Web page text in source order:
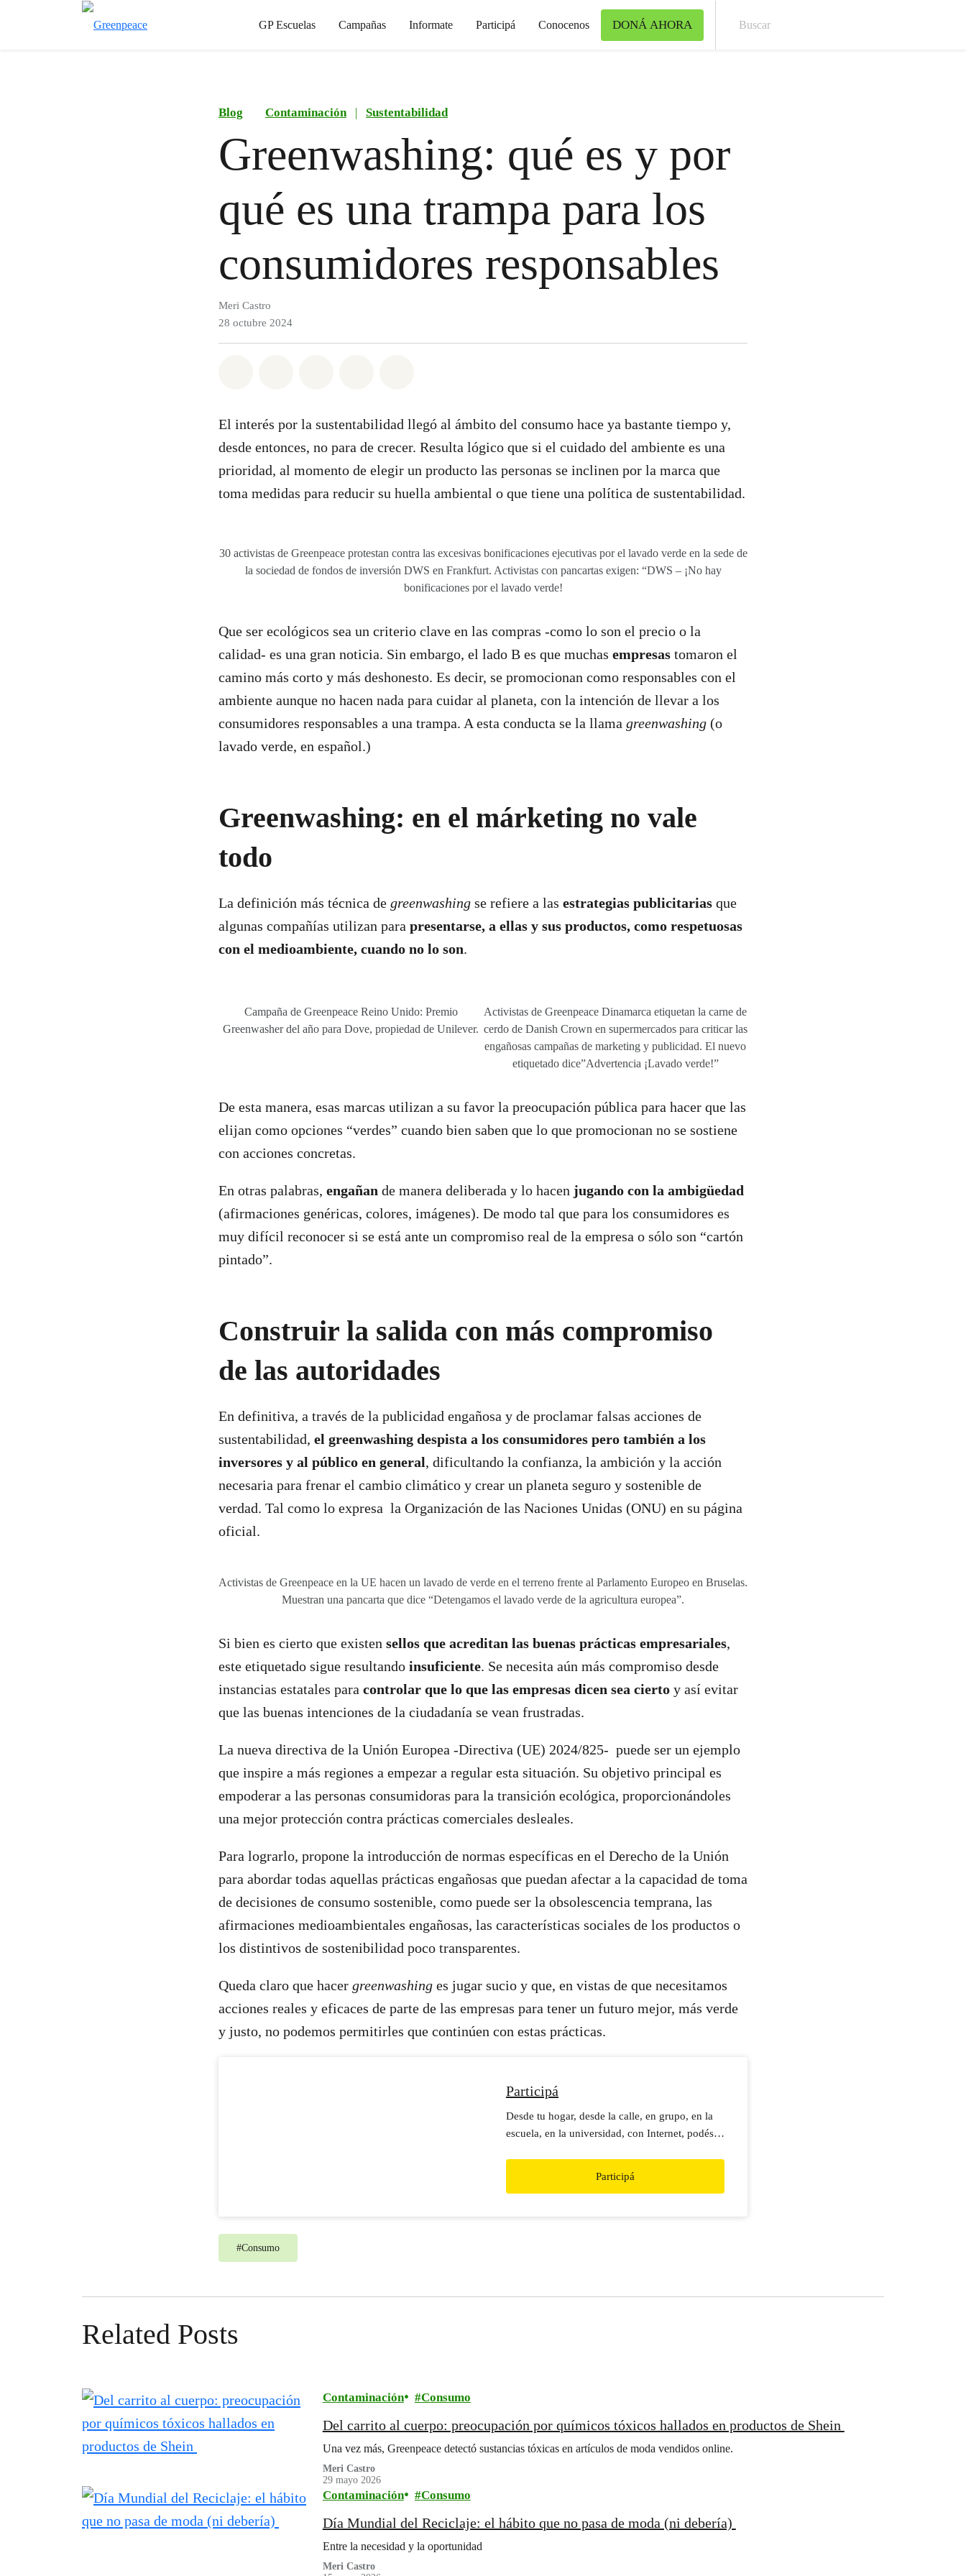
GP Escuelas Campañas Informate Participá Conocenos DONÁ AHORA
Blog Contaminación | Sustentabilidad
Greenwashing: qué es y por
qué es una trampa para los
consumidores responsables
Meri Castro
28 octubre 2024
El interés por la sustentabilidad llegó al ámbito del consumo hace ya bastante tiempo y,
desde entonces, no para de crecer. Resulta lógico que si el cuidado del ambiente es una
prioridad, al momento de elegir un producto las personas se inclinen por la marca que
toma medidas para reducir su huella ambiental o que tiene una política de sustentabilidad.
30 activistas de Greenpeace protestan contra las excesivas bonificaciones ejecutivas por el lavado verde en la sede de
la sociedad de fondos de inversión DWS en Frankfurt. Activistas con pancartas exigen: “DWS – ¡No hay
bonificaciones por el lavado verde!
Que ser ecológicos sea un criterio clave en las compras -como lo son el precio o la
calidad- es una gran noticia. Sin embargo, el lado B es que muchas empresas tomaron el
camino más corto y más deshonesto. Es decir, se promocionan como responsables con el
ambiente aunque no hacen nada para cuidar al planeta, con la intención de llevar a los
consumidores responsables a una trampa. A esta conducta se la llama greenwashing (o
lavado verde, en español.)
Greenwashing: en el márketing no vale
todo
La definición más técnica de greenwashing se refiere a las estrategias publicitarias que
algunas compañías utilizan para presentarse, a ellas y sus productos, como respetuosas
con el medioambiente, cuando no lo son.
Campaña de Greenpeace Reino Unido: Premio
Greenwasher del año para Dove, propiedad de Unilever.
Activistas de Greenpeace Dinamarca etiquetan la carne de
cerdo de Danish Crown en supermercados para criticar las
engañosas campañas de marketing y publicidad. El nuevo
etiquetado dice”Advertencia ¡Lavado verde!”
De esta manera, esas marcas utilizan a su favor la preocupación pública para hacer que las
elijan como opciones “verdes” cuando bien saben que lo que promocionan no se sostiene
con acciones concretas.
En otras palabras, engañan de manera deliberada y lo hacen jugando con la ambigüedad
(afirmaciones genéricas, colores, imágenes). De modo tal que para los consumidores es
muy difícil reconocer si se está ante un compromiso real de la empresa o sólo son “cartón
pintado”.
Construir la salida con más compromiso
de las autoridades
En definitiva, a través de la publicidad engañosa y de proclamar falsas acciones de
sustentabilidad, el greenwashing despista a los consumidores pero también a los
inversores y al público en general, dificultando la confianza, la ambición y la acción
necesaria para frenar el cambio climático y crear un planeta seguro y sostenible de
verdad. Tal como lo expresa la Organización de las Naciones Unidas (ONU) en su página
oficial.
Activistas de Greenpeace en la UE hacen un lavado de verde en el terreno frente al Parlamento Europeo en Bruselas.
Muestran una pancarta que dice “Detengamos el lavado verde de la agricultura europea”.
Si bien es cierto que existen sellos que acreditan las buenas prácticas empresariales,
este etiquetado sigue resultando insuficiente. Se necesita aún más compromiso desde
instancias estatales para controlar que lo que las empresas dicen sea cierto y así evitar
que las buenas intenciones de la ciudadanía se vean frustradas.
La nueva directiva de la Unión Europea -Directiva (UE) 2024/825- puede ser un ejemplo
que inspire a más regiones a empezar a regular esta situación. Su objetivo principal es
empoderar a las personas consumidoras para la transición ecológica, proporcionándoles
una mejor protección contra prácticas comerciales desleales.
Para lograrlo, propone la introducción de normas específicas en el Derecho de la Unión
para abordar todas aquellas prácticas engañosas que puedan afectar a la capacidad de toma
de decisiones de consumo sostenible, como puede ser la obsolescencia temprana, las
afirmaciones medioambientales engañosas, las características sociales de los productos o
los distintivos de sostenibilidad poco transparentes.
Queda claro que hacer greenwashing es jugar sucio y que, en vistas de que necesitamos
acciones reales y eficaces de parte de las empresas para tener un futuro mejor, más verde
y justo, no podemos permitirles que continúen con estas prácticas.
Participá
Desde tu hogar, desde la calle, en grupo, en la
escuela, en la universidad, con Internet, podés
Participá
#Consumo
Related Posts
Contaminación Consumo
Del carrito al cuerpo: preocupación por químicos tóxicos hallados en productos de Shein
Una vez más, Greenpeace detectó sustancias tóxicas en artículos de moda vendidos online.
Meri Castro
29 mayo 2026
Contaminación Consumo
Día Mundial del Reciclaje: el hábito que no pasa de moda (ni debería)
Entre la necesidad y la oportunidad
Meri Castro